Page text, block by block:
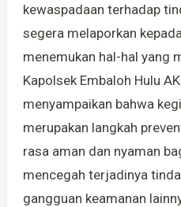
kewaspadaan terhadap
segera melaporkan
menemukan hal-hal yang
Kapolsek Embaloh Hulu
menyampaikan bahwa
merupakan langkah
rasa aman dan nyaman
mencegah terjadinya
gangguan keamanan